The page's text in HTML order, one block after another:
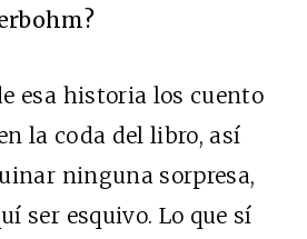
esa historia los cuento
la coda del libro, así
ninguna sorpresa,
ser esquivo. Lo que sí